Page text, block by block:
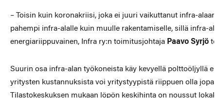
– Toisin kuin koronakriisi, joka ei juuri vaikuttanut infra-
pahempi infra-alalle kuin muulle rakentamiselle, sillä infra-
energiariippuvainen, Infra ry:n toimitusjohtaja Paavo Syrjö
Suurin osa infra-alan työkoneista käy kevyellä polttoöljyllä
yritysten kustannuksista voi yritystyypistä riippuen olla jopa
Tilastokeskuksen mukaan löpön keskihinta on noussut